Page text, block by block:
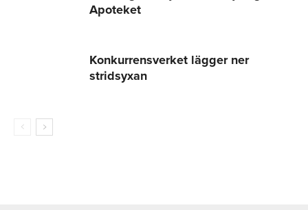
Apoteket
Konkurrensverket lägger ner
stridsyxan